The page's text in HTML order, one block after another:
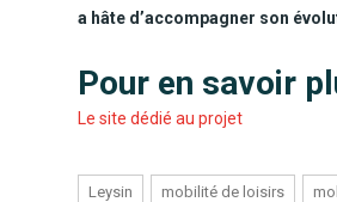
a hâte d’accompagner son
Pour en savoir
Le site dédié au projet
Leysin mobilité de loisirs